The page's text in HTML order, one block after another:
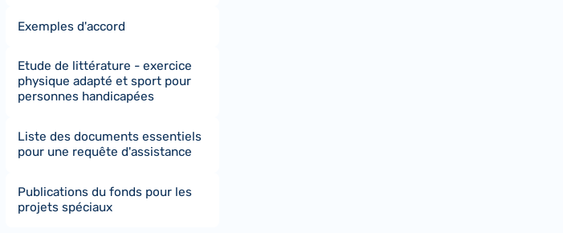
Exemples d'accord
Etude de littérature - exercice
physique adapté et sport pour
personnes handicapées
Liste des documents essentiels
pour une requête d'assistance
Publications du fonds pour les
projets spéciaux